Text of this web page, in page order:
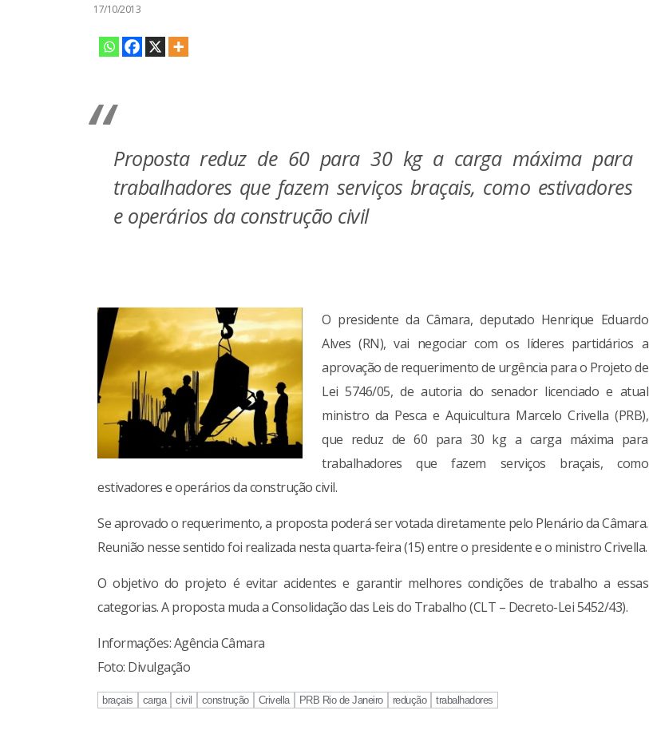
17/10/2013
Proposta reduz de 60 para 30 kg a carga máxima para
trabalhadores que fazem serviços braçais, como estivadores
e operários da construção civil
O presidente da Câmara, deputado Henrique Eduardo
Alves (RN), vai negociar com os líderes partidários a
aprovação de requerimento de urgência para o Projeto de
Lei 5746/05, de autoria do senador licenciado e atual
ministro da Pesca e Aquicultura Marcelo Crivella (PRB),
que reduz de 60 para 30 kg a carga máxima para
trabalhadores que fazem serviços braçais, como
estivadores e operários da construção civil.
Se aprovado o requerimento, a proposta poderá ser votada diretamente pelo Plenário da Câmara.
Reunião nesse sentido foi realizada nesta quarta-feira (15) entre o presidente e o ministro Crivella.
O objetivo do projeto é evitar acidentes e garantir melhores condições de trabalho a essas
categorias. A proposta muda a Consolidação das Leis do Trabalho (CLT – Decreto-Lei 5452/43).
Informações: Agência Câmara
Foto: Divulgação
braçais carga civil construção Crivella PRB Rio de Janeiro redução trabalhadores